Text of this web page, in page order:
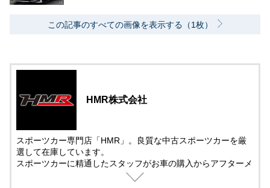
この記事のすべての画像を表示する（1枚）
HMR株式会社
スポーツカー専門店「HMR」。良質な中古スポーツカーを厳
選して在庫しています。
スポーツカーに精通したスタッフがお車の購入からアフターメ
ンテナンス＆チューニングまでサポート。